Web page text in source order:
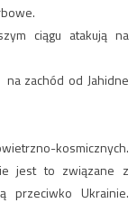
ciągu atakują na
zachód od Jahidne
kosmicznych.
jest to związane z
przeciwko Ukrainie.